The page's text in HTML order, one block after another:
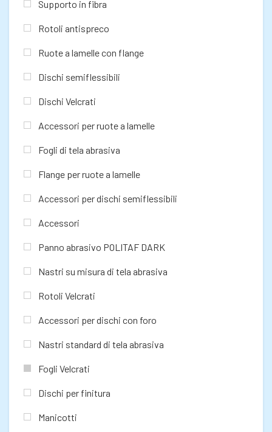
Supporto in fibra
Rotoli antispreco
Ruote a lamelle con flange
Dischi semiflessibili
Dischi Velcrati
Accessori per ruote a lamelle
Fogli di tela abrasiva
Flange per ruote a lamelle
Accessori per dischi semiflessibili
Accessori
Panno abrasivo POLITAF DARK
Nastri su misura di tela abrasiva
Rotoli Velcrati
Accessori per dischi con foro
Nastri standard di tela abrasiva
Fogli Velcrati
Dischi per finitura
Manicotti